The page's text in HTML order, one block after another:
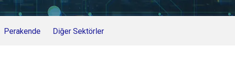
Perakende Diğer Sektörler